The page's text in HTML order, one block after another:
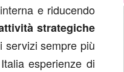
e riducendo
strategiche
servizi sempre più
esperienze di